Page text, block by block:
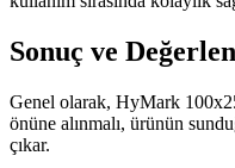
Sonuç ve
Genel olarak, HyMark
önüne alınmalı, ürünün
çıkar.